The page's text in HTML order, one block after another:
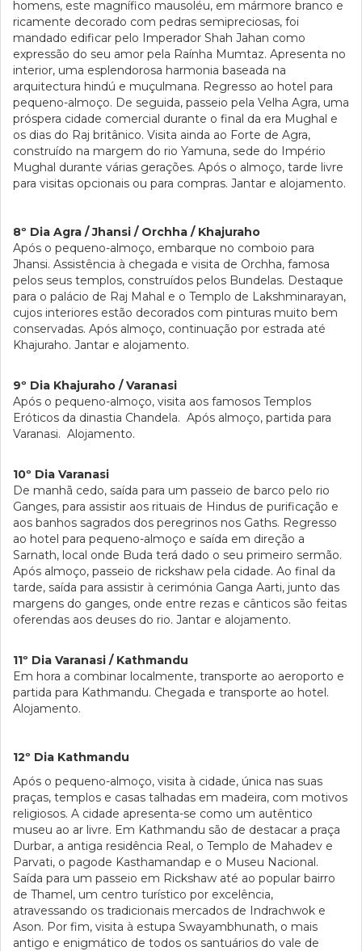
homens, este magnífico mausoléu, em mármore branco e
ricamente decorado com pedras semipreciosas, foi
mandado edificar pelo Imperador Shah Jahan como
expressão do seu amor pela Raínha Mumtaz. Apresenta no
interior, uma esplendorosa harmonia baseada na
arquitectura hindú e muçulmana. Regresso ao hotel para
pequeno-almoço. De seguida, passeio pela Velha Agra, uma
próspera cidade comercial durante o final da era Mughal e
os dias do Raj britânico. Visita ainda ao Forte de Agra,
construído na margem do rio Yamuna, sede do Império
Mughal durante várias gerações. Após o almoço, tarde livre
para visitas opcionais ou para compras. Jantar e alojamento.
8º Dia Agra / Jhansi / Orchha / Khajuraho
Após o pequeno-almoço, embarque no comboio para
Jhansi. Assistência à chegada e visita de Orchha, famosa
pelos seus templos, construídos pelos Bundelas. Destaque
para o palácio de Raj Mahal e o Templo de Lakshminarayan,
cujos interiores estão decorados com pinturas muito bem
conservadas. Após almoço, continuação por estrada até
Khajuraho. Jantar e alojamento.
9º Dia Khajuraho / Varanasi
Após o pequeno-almoço, visita aos famosos Templos
Eróticos da dinastia Chandela. Após almoço, partida para
Varanasi. Alojamento.
10º Dia Varanasi
De manhã cedo, saída para um passeio de barco pelo rio
Ganges, para assistir aos rituais de Hindus de purificação e
aos banhos sagrados dos peregrinos nos Gaths. Regresso
ao hotel para pequeno-almoço e saída em direção a
Sarnath, local onde Buda terá dado o seu primeiro sermão.
Após almoço, passeio de rickshaw pela cidade. Ao final da
tarde, saída para assistir à cerimónia Ganga Aarti, junto das
margens do ganges, onde entre rezas e cânticos são feitas
oferendas aos deuses do rio. Jantar e alojamento.
11º Dia Varanasi / Kathmandu
Em hora a combinar localmente, transporte ao aeroporto e
partida para Kathmandu. Chegada e transporte ao hotel.
Alojamento.
12º Dia Kathmandu
Após o pequeno-almoço, visita à cidade, única nas suas
praças, templos e casas talhadas em madeira, com motivos
religiosos. A cidade apresenta-se como um autêntico
museu ao ar livre. Em Kathmandu são de destacar a praça
Durbar, a antiga residência Real, o Templo de Mahadev e
Parvati, o pagode Kasthamandap e o Museu Nacional.
Saída para um passeio em Rickshaw até ao popular bairro
de Thamel, um centro turístico por excelência,
atravessando os tradicionais mercados de Indrachwok e
Ason. Por fim, visita à estupa Swayambhunath, o mais
antigo e enigmático de todos os santuários do vale de